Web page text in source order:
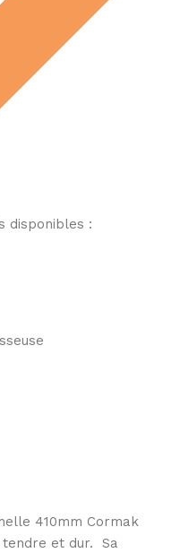
disponibles :
410mm Cormak
tendre et dur. Sa